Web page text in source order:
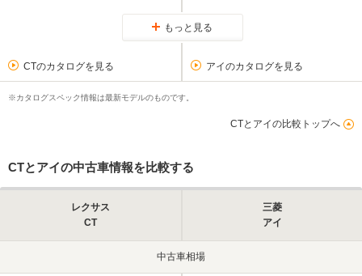
もっと見る
CTのカタログを見る アイのカタログを見る
※カタログスペック情報は最新モデルのものです。
CTとアイの比較トップへ
CTとアイの中古車情報を比較する
レクサス
CT
三菱
アイ
中古車相場